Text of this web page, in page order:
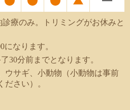
診療のみ。トリミングがお休みと
になります。
30分前までとなります。
ウサギ、小動物（小動物は事前
さい）。